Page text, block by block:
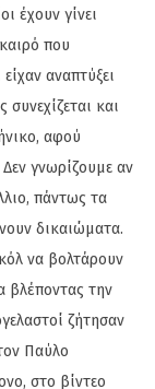
έχουν γίνει
που
αναπτύξει
και
αφού
γνωρίζουμε αν
πάντως τα
δικαιώματα.
να βολτάρουν
βλέποντας την
ζήτησαν
Παύλο
στο βίντεο